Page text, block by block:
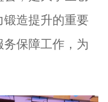
造提升的重要
保障工作，为